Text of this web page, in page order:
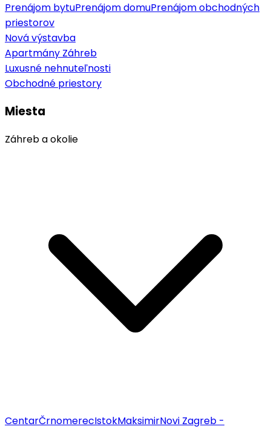
Prenájom bytuPrenájom domuPrenájom obchodných
priestorov
Nová výstavba
Apartmány Záhreb
Luxusné nehnuteľnosti
Obchodné priestory
Miesta
Záhreb a okolie
CentarČrnomerecIstokMaksimirNovi Zagreb -